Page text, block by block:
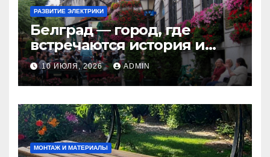
РАЗВИТИЕ ЭЛЕКТРИКИ
Белград — город, где
встречаются история и
современность
10 ИЮЛЯ, 2026 ADMIN
МОНТАЖ И МАТЕРИАЛЫ